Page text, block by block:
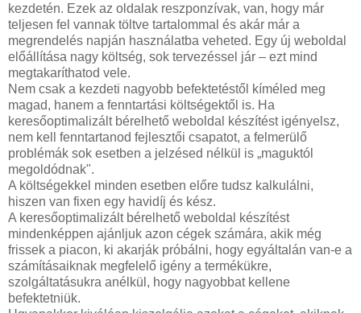
kezdetén. Ezek az oldalak reszponzívak, van, hogy már
teljesen fel vannak töltve tartalommal és akár már a
megrendelés napján használatba veheted. Egy új weboldal
előállítása nagy költség, sok tervezéssel jár – ezt mind
megtakaríthatod vele.
Nem csak a kezdeti nagyobb befektetéstől kíméled meg
magad, hanem a fenntartási költségektől is. Ha
keresőoptimalizált bérelhető weboldal készítést igényelsz,
nem kell fenntartanod fejlesztői csapatot, a felmerülő
problémák sok esetben a jelzésed nélkül is „maguktól
megoldódnak".
A költségekkel minden esetben előre tudsz kalkulálni,
hiszen van fixen egy havidíj és kész.
A keresőoptimalizált bérelhető weboldal készítést
mindenképpen ajánljuk azon cégek számára, akik még
frissek a piacon, ki akarják próbálni, hogy egyáltalán van-e a
számításaiknak megfelelő igény a termékükre,
szolgáltatásukra anélkül, hogy nagyobbat kellene
befektetniük.